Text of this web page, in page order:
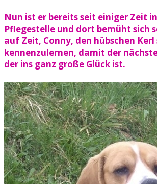
Nun ist er bereits seit einiger Zeit
Pflegestelle und dort bemüht sich
auf Zeit, Conny, den hübschen Kerl
kennenzulernen, damit der
der ins ganz große Glück ist.